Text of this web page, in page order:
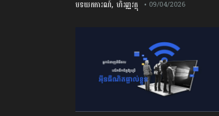
បទយកការណ៍, ហិរញ្ញវត្ថុ • 09/04/2026